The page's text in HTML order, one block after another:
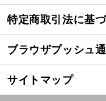
特定商取引法に基
ブラウザプッシュ
サイトマップ